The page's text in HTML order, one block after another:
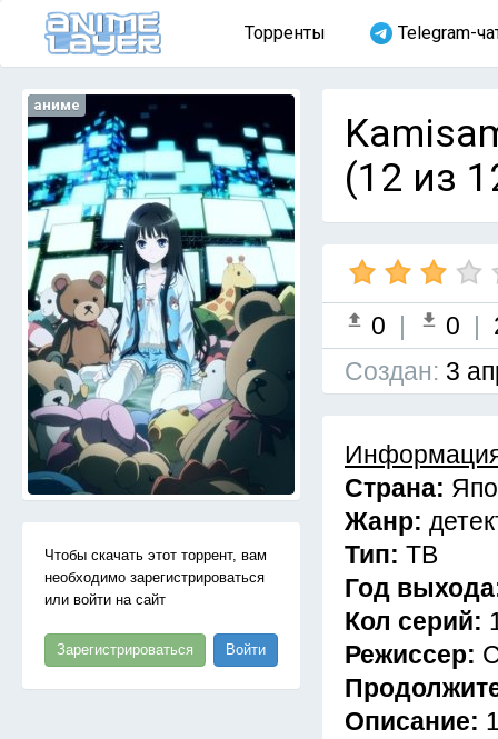
Торренты Telegram-
аниме
Чтобы скачать этот торрент, вам
необходимо зарегистрироваться
или войти на сайт
Зарегистрироваться Войти
(12 из
0 | 0 |
Cоздан: 3
Страна:
Жанр:
Тип: ТВ
Год
Кол серий:
Режиссер:
Описание: